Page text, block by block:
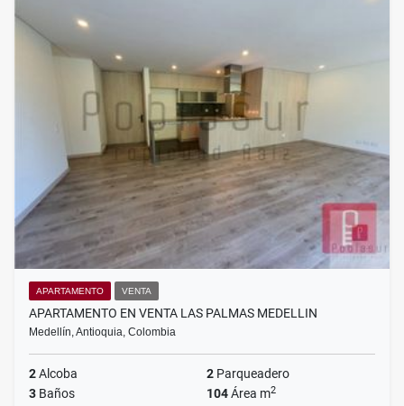
APARTAMENTO VENTA
APARTAMENTO EN VENTA LAS PALMAS MEDELLIN
Medellín, Antioquia, Colombia
2Alcoba 2 Parqueadero
3 Baños 104Área m2